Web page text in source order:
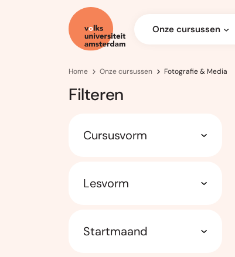
Onze cursussen
Home Onze cursussen Fotografie & Media
Filteren
Cursusvorm
Lesvorm
Startmaand